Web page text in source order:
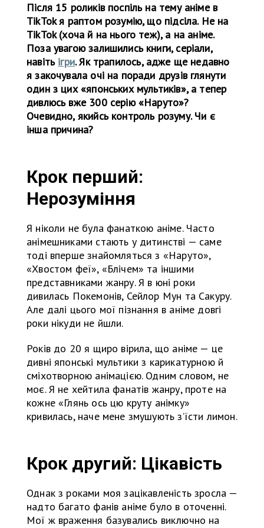
Після 15 роликів поспіль на тему аніме в
TikTok я раптом розумію, що підсіла. Не на
TikTok (хоча й на нього теж), а на аніме.
Поза увагою залишились книги, серіали,
навіть ігри. Як трапилось, адже ще недавно
я закочувала очі на поради друзів глянути
один з цих «японських мультиків», а тепер
дивлюсь вже 300 серію «Наруто»?
Очевидно, якийсь контроль розуму. Чи є
інша причина?
Крок перший:
Нерозуміння
Я ніколи не була фанаткою аніме. Часто
анімешниками стають у дитинстві — саме
тоді вперше знайомляться з «Наруто»,
«Хвостом феї», «Блічем» та іншими
представниками жанру. Я в юні роки
дивилась Покемонів, Сейлор Мун та Сакуру.
Але далі цього мої пізнання в аніме довгі
роки нікуди не йшли.
Років до 20 я щиро вірила, що аніме — це
дивні японські мультики з карикатурною й
сміхотворною анімацією. Одним словом, не
моє. Я не хейтила фанатів жанру, проте на
кожне «Глянь ось цю круту анімку»
кривилась, наче мене змушують з’їсти лимон.
Крок другий: Цікавість
Однак з роками моя зацікавленість зросла —
надто багато фанів аніме було в оточенні.
Мої ж враження базувались виключно на